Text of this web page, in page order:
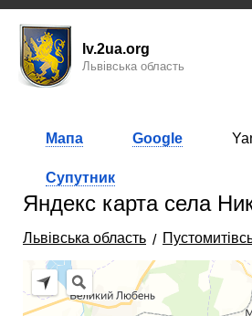
lv.2ua.org
Львівська область
Мапа Google
Супутник
Яндекс карта села
Львівська область